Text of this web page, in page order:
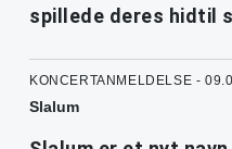
spillede deres hidtil
KONCERTANMELDELSE -
Slalum